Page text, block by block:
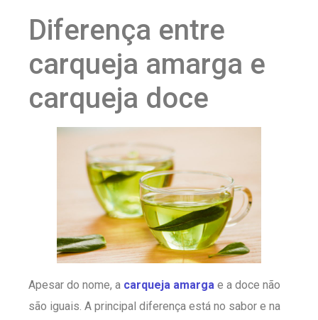
Diferença entre
carqueja amarga e
carqueja doce
Apesar do nome, a carqueja amarga e a doce não
são iguais. A principal diferença está no sabor e na